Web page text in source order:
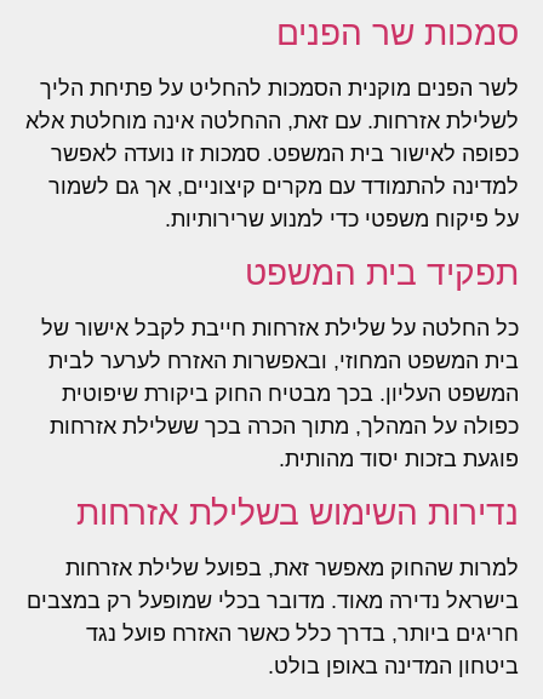
סמכות שר הפנים
לשר הפנים מוקנית הסמכות להחליט על פתיחת הליך
לשלילת אזרחות. עם זאת, ההחלטה אינה מוחלטת אלא
כפופה לאישור בית המשפט. סמכות זו נועדה לאפשר
למדינה להתמודד עם מקרים קיצוניים, אך גם לשמור
על פיקוח משפטי כדי למנוע שרירותיות.
תפקיד בית המשפט
כל החלטה על שלילת אזרחות חייבת לקבל אישור של
בית המשפט המחוזי, ובאפשרות האזרח לערער לבית
המשפט העליון. בכך מבטיח החוק ביקורת שיפוטית
כפולה על המהלך, מתוך הכרה בכך ששלילת אזרחות
פוגעת בזכות יסוד מהותית.
נדירות השימוש בשלילת אזרחות
למרות שהחוק מאפשר זאת, בפועל שלילת אזרחות
בישראל נדירה מאוד. מדובר בכלי שמופעל רק במצבים
חריגים ביותר, בדרך כלל כאשר האזרח פועל נגד
ביטחון המדינה באופן בולט.